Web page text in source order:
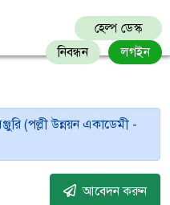
হেল্প ডেস্ক
নিবন্ধন
লগইন
(পল্লী উন্নয়ন একাডেমী -
আবেদন করুন